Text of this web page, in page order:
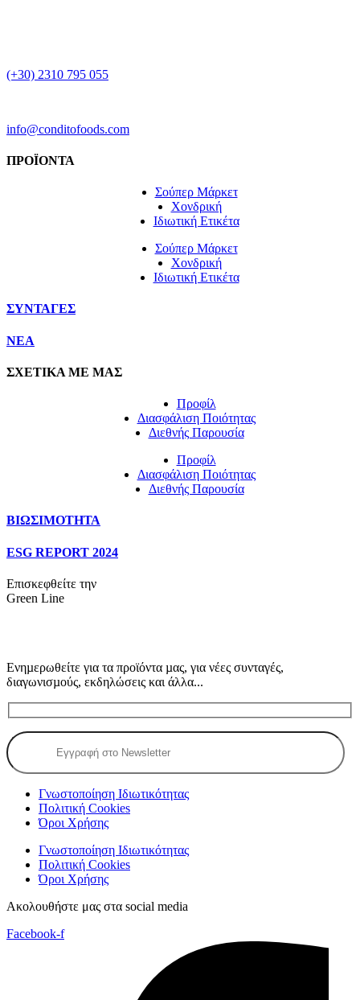
(+30) 2310 795 055
info@conditofoods.com
ΠΡΟΪΟΝΤΑ
Σούπερ Μάρκετ
Χονδρική
Ιδιωτική Ετικέτα
Σούπερ Μάρκετ
Χονδρική
Ιδιωτική Ετικέτα
ΣΥΝΤΑΓΕΣ
NEA
ΣΧΕΤΙΚΑ ΜΕ ΜΑΣ
Προφίλ
Διασφάλιση Ποιότητας
Διεθνής Παρουσία
Προφίλ
Διασφάλιση Ποιότητας
Διεθνής Παρουσία
ΒΙΩΣΙΜΟΤΗΤΑ
ESG REPORT 2024
Επισκεφθείτε την
Green Line
Ενηµερωθείτε για τα προϊόντα µας, για νέες συνταγές,
διαγωνισµούς, εκδηλώσεις και άλλα...
Γνωστοποίηση Ιδιωτικότητας
Πολιτική Cookies
Όροι Χρήσης
Γνωστοποίηση Ιδιωτικότητας
Πολιτική Cookies
Όροι Χρήσης
Ακολουθήστε μας στα social media
Facebook-f